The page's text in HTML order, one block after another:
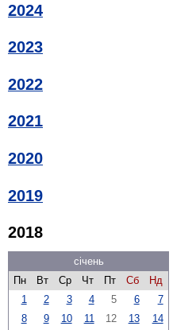
2024
2023
2022
2021
2020
2019
2018
січень
Пн
Вт Ср Чт Пт Сб
Нд
1
2 3 4 5 6
7
8
9 10 11 12 13
14